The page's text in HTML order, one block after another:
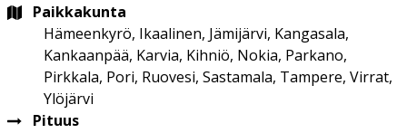
Paikkakunta
Hämeenkyrö, Ikaalinen, Jämijärvi, Kangasala,
Kankaanpää, Karvia, Kihniö, Nokia, Parkano,
Pirkkala, Pori, Ruovesi, Sastamala, Tampere, Virrat,
Ylöjärvi
Pituus